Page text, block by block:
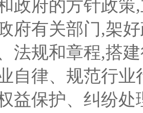
政府的方针政
府有关部门,架
法规和章程,搭
自律、规范行
益保护、纠纷处